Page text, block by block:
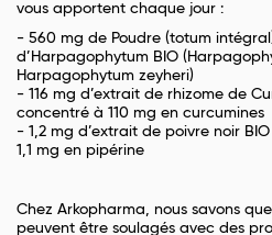
vous apportent chaque jour :
- 560 mg de Poudre (totum
d’Harpagophytum BIO
Harpagophytum zeyheri)
- 116 mg d’extrait de rhizome de
concentré à 110 mg en curcumines
- 1,2 mg d’extrait de poivre noir
1,1 mg en pipérine
Chez Arkopharma, nous savons
peuvent être soulagés avec des